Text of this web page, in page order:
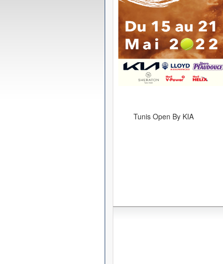
Tunis Open By KIA